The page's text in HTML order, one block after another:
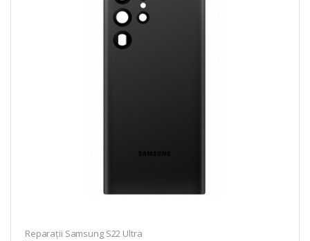
Reparații Samsung S22 Ultra